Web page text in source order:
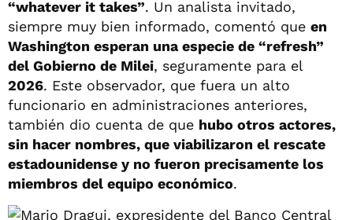
“whatever it takes”. Un analista invitado,
siempre muy bien informado, comentó que en
Washington esperan una especie de “refresh”
del Gobierno de Milei, seguramente para el
2026. Este observador, que fuera un alto
funcionario en administraciones anteriores,
también dio cuenta de que hubo otros actores,
sin hacer nombres, que viabilizaron el rescate
estadounidense y no fueron precisamente los
miembros del equipo económico.